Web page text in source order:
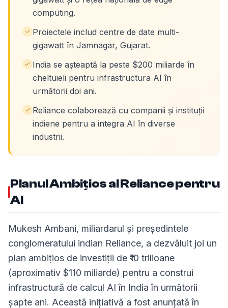
computing.
Proiectele includ centre de date multi-
gigawatt în Jamnagar, Gujarat.
India se așteaptă la peste $200 miliarde în
cheltuieli pentru infrastructura AI în
următorii doi ani.
Reliance colaborează cu companii și instituții
indiene pentru a integra AI în diverse
industrii.
Planul Ambițios al Reliance pentru
AI
Mukesh Ambani, miliardarul și președintele
conglomeratului indian Reliance, a dezvăluit joi un
plan ambițios de investiții de ₹10 trilioane
(aproximativ $110 miliarde) pentru a construi
infrastructură de calcul AI în India în următorii
șapte ani. Această inițiativă a fost anunțată în